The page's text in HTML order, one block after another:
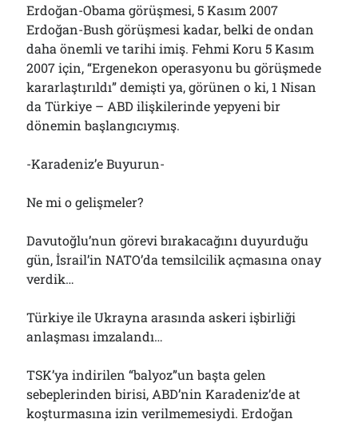
Erdoğan-Obama görüşmesi, 5 Kasım 2007
Erdoğan-Bush görüşmesi kadar, belki de ondan
daha önemli ve tarihi imiş. Fehmi Koru 5 Kasım
2007 için, “Ergenekon operasyonu bu görüşmede
kararlaştırıldı” demişti ya, görünen o ki, 1 Nisan
da Türkiye – ABD ilişkilerinde yepyeni bir
dönemin başlangıcıymış.
-Karadeniz’e Buyurun-
Ne mi o gelişmeler?
Davutoğlu’nun görevi bırakacağını duyurduğu
gün, İsrail’in NATO’da temsilcilik açmasına onay
verdik…
Türkiye ile Ukrayna arasında askeri işbirliği
anlaşması imzalandı…
TSK’ya indirilen “balyoz”un başta gelen
sebeplerinden birisi, ABD’nin Karadeniz’de at
koşturmasına izin verilmemesiydi. Erdoğan